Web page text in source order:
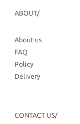
ABOUT/
About us
FAQ
Policy
Delivery
CONTACT US/